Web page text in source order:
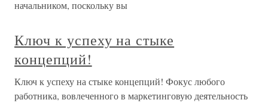
начальником, поскольку вы
Ключ к успеху на стыке
концепций!
Ключ к успеху на стыке концепций! Фокус любого
работника, вовлеченного в маркетинговую деятельность